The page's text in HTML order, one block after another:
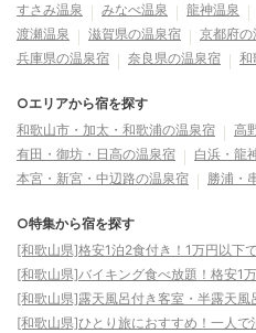
すさみ温泉
みなべ温泉 龍神温泉
渡瀬温泉
滋賀県の温泉宿 京都府の
兵庫県の温泉宿
奈良県の温泉宿 和
○エリアから宿を探す
和歌山市・加太・和歌浦の温泉宿
高
有田・御坊・日高の温泉宿
白浜・龍
本宮・新宮・中辺路の温泉宿
勝浦・
○特集から宿を探す
[和歌山県]格安1泊2食付き！1万円以下
[和歌山県]バイキング食べ放題！格安1
[和歌山県]露天風呂付き客室・半露天
[和歌山県]ひとり旅におすすめ！一人